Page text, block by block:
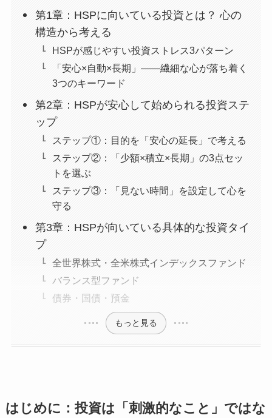
第1章：HSPに向いている投資とは？ 心の
構造から考える
HSPが感じやすい投資ストレス3パターン
「安心×自動×長期」――繊細な心が落ち着く
3つのキーワード
第2章：HSPが安心して始められる投資ステ
ップ
ステップ①：目的を「安心の延長」で考える
ステップ②：「少額×積立×長期」の3点セッ
トを選ぶ
ステップ③：「見ない時間」を設定して心を
守る
第3章：HSPが向いている具体的な投資タイ
プ
全世界株式・全米株式インデックスファンド
バランス型ファンド
債券・国債・預金
もっと見る
はじめに：投資は「刺激的なこと」ではな